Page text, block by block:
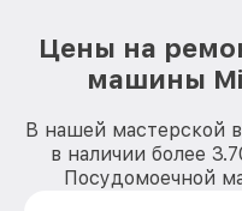
Цены на
машины
В нашей мастерской
в наличии более
Посудомоечной